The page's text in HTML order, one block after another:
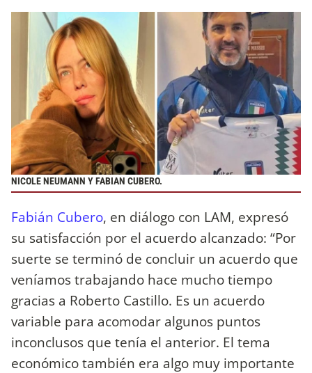
NICOLE NEUMANN Y FABIAN CUBERO.
Fabián Cubero, en diálogo con LAM, expresó
su satisfacción por el acuerdo alcanzado: “Por
suerte se terminó de concluir un acuerdo que
veníamos trabajando hace mucho tiempo
gracias a Roberto Castillo. Es un acuerdo
variable para acomodar algunos puntos
inconclusos que tenía el anterior. El tema
económico también era algo muy importante